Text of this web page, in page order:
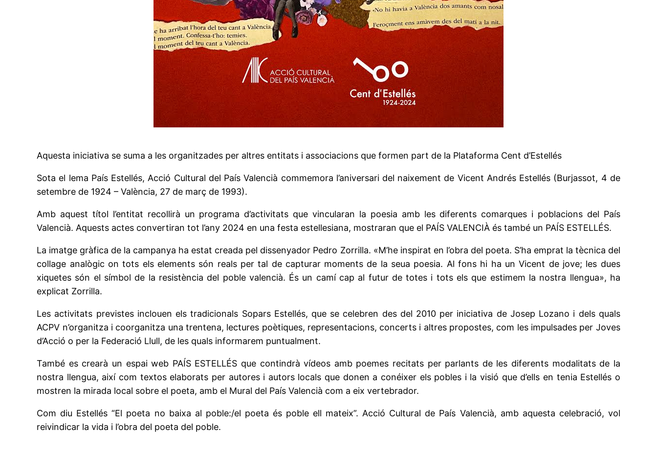
Aquesta iniciativa se suma a les organitzades per altres entitats i associacions que formen part de la Plataforma Cent d’Estellés
Sota el lema País Estellés, Acció Cultural del País Valencià commemora l’aniversari del naixement de Vicent Andrés Estellés (Burjassot, 4 de
setembre de 1924 – València, 27 de març de 1993).
Amb aquest títol l’entitat recollirà un programa d’activitats que vincularan la poesia amb les diferents comarques i poblacions del País
Valencià. Aquests actes convertiran tot l’any 2024 en una festa estellesiana, mostraran que el PAÍS VALENCIÀ és també un PAÍS ESTELLÉS.
La imatge gràfica de la campanya ha estat creada pel dissenyador Pedro Zorrilla. «M’he inspirat en l’obra del poeta. S’ha emprat la tècnica del
collage analògic on tots els elements són reals per tal de capturar moments de la seua poesia. Al fons hi ha un Vicent de jove; les dues
xiquetes són el símbol de la resistència del poble valencià. És un camí cap al futur de totes i tots els que estimem la nostra llengua», ha
explicat Zorrilla.
Les activitats previstes inclouen els tradicionals Sopars Estellés, que se celebren des del 2010 per iniciativa de Josep Lozano i dels quals
ACPV n’organitza i coorganitza una trentena, lectures poètiques, representacions, concerts i altres propostes, com les impulsades per Joves
d’Acció o per la Federació Llull, de les quals informarem puntualment.
També es crearà un espai web PAÍS ESTELLÉS que contindrà vídeos amb poemes recitats per parlants de les diferents modalitats de la
nostra llengua, així com textos elaborats per autores i autors locals que donen a conéixer els pobles i la visió que d’ells en tenia Estellés o
mostren la mirada local sobre el poeta, amb el Mural del País Valencià com a eix vertebrador.
Com diu Estellés “El poeta no baixa al poble:/el poeta és poble ell mateix”. Acció Cultural de País Valencià, amb aquesta celebració, vol
reivindicar la vida i l’obra del poeta del poble.